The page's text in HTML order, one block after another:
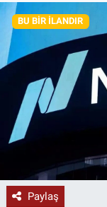
BU BIR İLANDIR
Paylaş
RESMİ İLAN